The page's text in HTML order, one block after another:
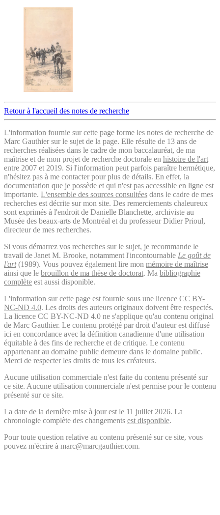
Retour à l'accueil des notes de recherche
L'information fournie sur cette page forme les notes de recherche de
Marc Gauthier sur le sujet de la page. Elle résulte de 13 ans de
recherches réalisées dans le cadre de mon baccalauréat, de ma
maîtrise et de mon projet de recherche doctorale en histoire de l'art
entre 2007 et 2019. Si l'information peut parfois paraître hermétique,
n'hésitez pas à me contacter pour plus de détails. En effet, la
documentation que je possède et qui n'est pas accessible en ligne est
importante. L'ensemble des sources consultées dans le cadre de mes
recherches est décrite sur mon site. Des remerciements chaleureux
sont exprimés à l'endroit de Danielle Blanchette, archiviste au
Musée des beaux-arts de Montréal et du professeur Didier Prioul,
directeur de mes recherches.
Si vous démarrez vos recherches sur le sujet, je recommande le
travail de Janet M. Brooke, notamment l'incontournable Le goût de
l'art(1989). Vous pouvez également lire mon mémoire de maîtrise
ainsi que le brouillon de ma thèse de doctorat. Ma bibliographie
complète est aussi disponible.
L'information sur cette page est fournie sous une licence CC BY-
NC-ND 4.0. Les droits des auteurs originaux doivent être respectés.
La licence CC BY-NC-ND 4.0 ne s'applique qu'au contenu original
de Marc Gauthier. Le contenu protégé par droit d'auteur est diffusé
ici en concordance avec la définition canadienne d'une utilisation
équitable à des fins de recherche et de critique. Le contenu
appartenant au domaine public demeure dans le domaine public.
Merci de respecter les droits de tous les créateurs.
Aucune utilisation commerciale n'est faite du contenu présenté sur
ce site. Aucune utilisation commerciale n'est permise pour le contenu
présenté sur ce site.
La date de la dernière mise à jour est le 11 juillet 2026. La
chronologie complète des changements est disponible.
Pour toute question relative au contenu présenté sur ce site, vous
pouvez m'écrire à marc@marcgauthier.com.